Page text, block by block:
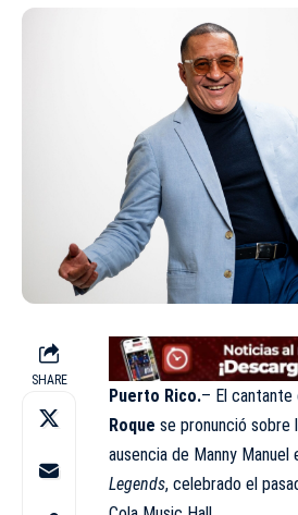
SHARE
Puerto Rico.– El cantante
Roque se pronunció sobre
ausencia de Manny Manuel
Legends, celebrado el